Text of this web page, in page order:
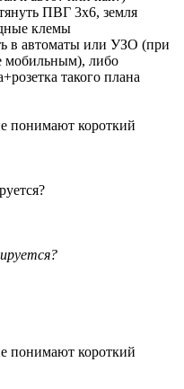
ПВГ 3х6, земля
клемы
в автоматы или УЗО (при
мобильным), либо
такого плана
понимают короткий
понимают короткий